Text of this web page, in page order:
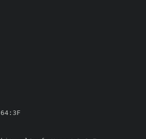
64: